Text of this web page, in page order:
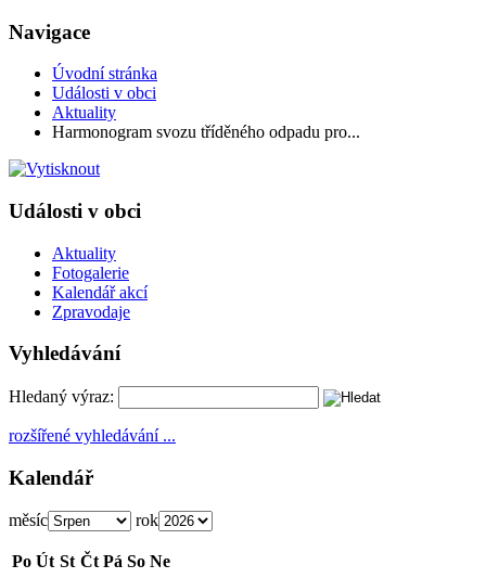
Navigace
Úvodní stránka
Události v obci
Aktuality
Harmonogram svozu tříděného odpadu pro...
Události v obci
Aktuality
Fotogalerie
Kalendář akcí
Zpravodaje
Vyhledávání
Hledaný výraz:
rozšířené vyhledávání ...
Kalendář
měsíc rok
Po Út St Čt Pá So Ne